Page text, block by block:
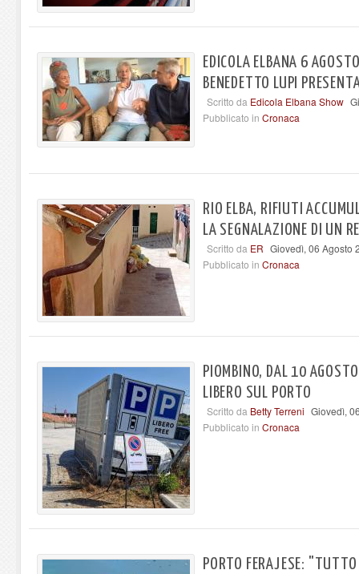
EDICOLA ELBANA 6
BENEDETTO LUPI
Scritto da Edicola Elbana Show
Pubblicato in Cronaca
RIO ELBA, RIFIUTI
LA SEGNALAZIONE DI UN
Scritto da ER Giovedì, 06 Agosto
Pubblicato in Cronaca
PIOMBINO, DAL 10
LIBERO SUL PORTO
Scritto da Betty Terreni Giovedì,
Pubblicato in Cronaca
PORTO FERAJESE: